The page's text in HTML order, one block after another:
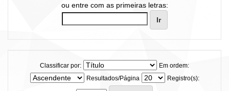
ou entre com as primeiras letras:
Classificar por:
Em ordem:
Resultados/Página
Registro(s):